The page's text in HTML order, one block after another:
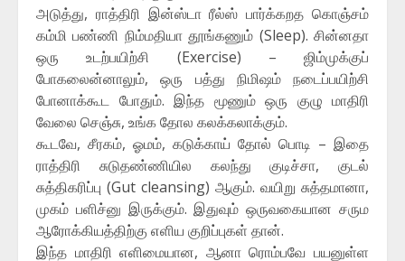
அடுத்து, ராத்திரி இன்ஸ்டா ரீல்ஸ் பார்க்கறத கொஞ்சம்
கம்மி பண்ணி நிம்மதியா தூங்கணும் (Sleep). சின்னதா
ஒரு உடற்பயிற்சி (Exercise) – ஜிம்முக்குப்
போகலைன்னாலும், ஒரு பத்து நிமிஷம் நடைப்பயிற்சி
போனாக்கூட போதும். இந்த மூணும் ஒரு குழு மாதிரி
வேலை செஞ்சு, உங்க தோல கலக்கலாக்கும்.
கூடவே, சீரகம், ஓமம், கடுக்காய் தோல் பொடி – இதை
ராத்திரி சுடுதண்ணியில கலந்து குடிச்சா, குடல்
சுத்திகரிப்பு (Gut cleansing) ஆகும். வயிறு சுத்தமானா,
முகம் பளிச்னு இருக்கும். இதுவும் ஒருவகையான சரும
ஆரோக்கியத்திற்கு எளிய குறிப்புகள் தான்.
இந்த மாதிரி எளிமையான, ஆனா ரொம்பவே பயனுள்ள